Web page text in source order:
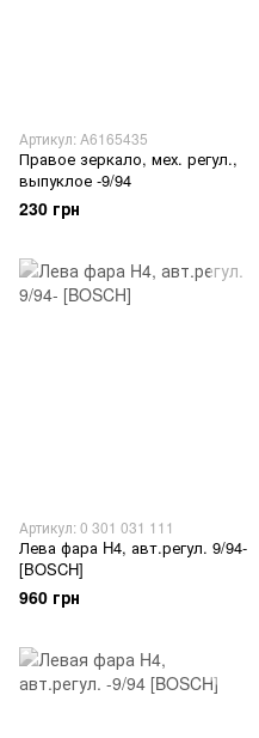
Артикул: A6165435
Правое зеркало, мех. регул.,
выпуклое -9/94
230 грн
Артикул: 0 301 031 111
Лева фара H4, авт.регул. 9/94-
[BOSCH]
960 грн